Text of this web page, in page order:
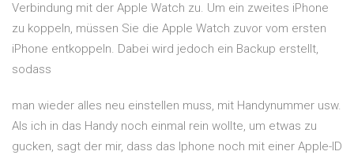
Verbindung mit der Apple Watch zu. Um ein zweites iPhone
zu koppeln, müssen Sie die Apple Watch zuvor vom ersten
iPhone entkoppeln. Dabei wird jedoch ein Backup erstellt,
sodass
man wieder alles neu einstellen muss, mit Handynummer usw.
Als ich in das Handy noch einmal rein wollte, um etwas zu
gucken, sagt der mir, dass das Iphone noch mit einer Apple-ID